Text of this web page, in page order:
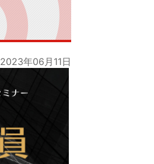
2023年06月11日